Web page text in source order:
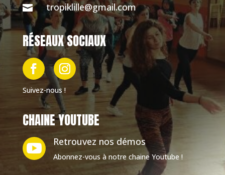
 tropiklille@gmail.com
RÉSEAUX SOCIAUX
Suivez-nous !
CHAINE YOUTUBE
 Retrouvez nos démos
Abonnez-vous à notre chaine Youtube !